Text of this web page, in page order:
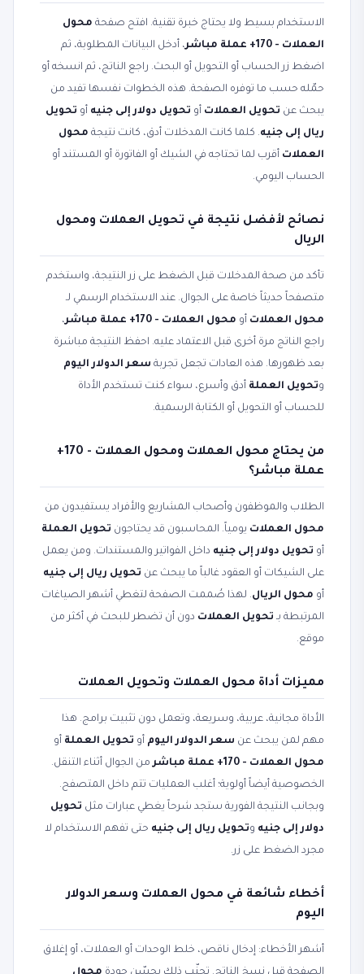
الاستخدام بسيط ولا يحتاج خبرة تقنية. افتح صفحة محول
العملات - 170+ عملة مباشر
، أدخل البيانات المطلوبة، ثم
اضغط زر الحساب أو التحويل أو البحث. راجع الناتج، ثم انسخه أو
حمّله حسب ما توفره الصفحة. هذه الخطوات نفسها تفيد من
يبحث عن تحويل العملات أو تحويل دولار إلى جنيه أو تحويل
ريال إلى جنيه. كلما كانت المدخلات أدق، كانت نتيجة محول
العملات أقرب لما تحتاجه في الشيك أو الفاتورة أو المستند أو
الحساب اليومي.
نصائح لأفضل نتيجة في تحويل العملات ومحول
الريال
تأكد من صحة المدخلات قبل الضغط على زر النتيجة، واستخدم
متصفحاً حديثاً خاصة على الجوال. عند الاستخدام الرسمي لـ
محول العملات أو محول العملات - 170+ عملة مباشر
،
راجع الناتج مرة أخرى قبل الاعتماد عليه. احفظ النتيجة مباشرة
بعد ظهورها. هذه العادات تجعل تجربة سعر الدولار اليوم
وتحويل العملة أدق وأسرع، سواء كنت تستخدم الأداة
للحساب أو التحويل أو الكتابة الرسمية.
من يحتاج محول العملات ومحول العملات - 170+
عملة مباشر؟
الطلاب والموظفون وأصحاب المشاريع والأفراد يستفيدون من
محول العملات يومياً. المحاسبون قد يحتاجون تحويل العملة
أو تحويل دولار إلى جنيه داخل الفواتير والمستندات. ومن يعمل
على الشيكات أو العقود غالباً ما يبحث عن تحويل ريال إلى جنيه
أو محول الريال. لهذا صُممت الصفحة لتغطي أشهر الصياغات
المرتبطة بـ تحويل العملات دون أن تضطر للبحث في أكثر من
موقع.
مميزات أداة محول العملات وتحويل العملات
الأداة مجانية، عربية، وسريعة، وتعمل دون تثبيت برامج. هذا
مهم لمن يبحث عن سعر الدولار اليوم أو تحويل العملة أو
محول العملات - 170+ عملة مباشر
من الجوال أثناء التنقل.
الخصوصية أيضاً أولوية؛ أغلب العمليات تتم داخل المتصفح.
وبجانب النتيجة الفورية ستجد شرحاً يغطي عبارات مثل تحويل
دولار إلى جنيه وتحويل ريال إلى جنيه حتى تفهم الاستخدام لا
مجرد الضغط على زر.
أخطاء شائعة في محول العملات وسعر الدولار
اليوم
أشهر الأخطاء: إدخال ناقص، خلط الوحدات أو العملات، أو إغلاق